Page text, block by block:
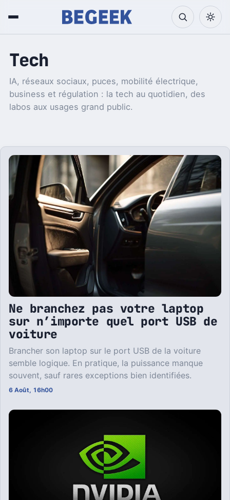
Tech
IA, réseaux sociaux, puces, mobilité électrique,
business et régulation : la tech au quotidien, des
labos aux usages grand public.
Ne branchez pas votre laptop
sur n’importe quel port USB de
voiture
Brancher son laptop sur le port USB de la voiture
semble logique. En pratique, la puissance manque
souvent, sauf rares exceptions bien identifiées.
6 Août, 16h00